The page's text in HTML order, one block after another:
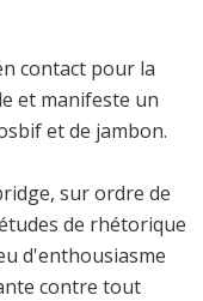
contact pour la
et manifeste un
et de jambon.
sur ordre de
de rhétorique
d'enthousiasme
contre tout